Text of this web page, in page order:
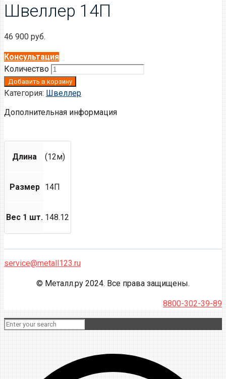
Швеллер 14П
46 900 руб.
Консультация
Количество
Добавить в корзину
Категория: Швеллер
Дополнительная информация
Длина (12м)
Размер 14П
Вес 1 шт. 148.12
service@metall123.ru
© Металл.ру 2024. Все права защищены.
8800-302-39-89